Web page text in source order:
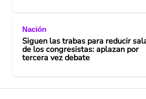
Nación
Siguen las trabas para reducir
de los congresistas: aplazan por
tercera vez debate